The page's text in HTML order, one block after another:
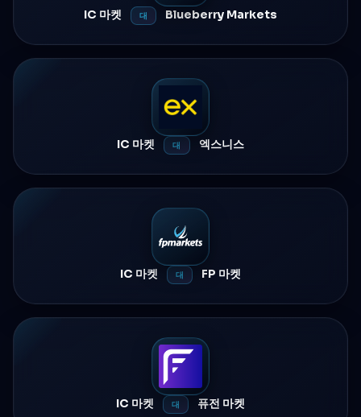
IC 마켓 대 Blueberry Markets
IC 마켓 대 엑스니스
IC 마켓 대 FP 마켓
IC 마켓 대 퓨전 마켓